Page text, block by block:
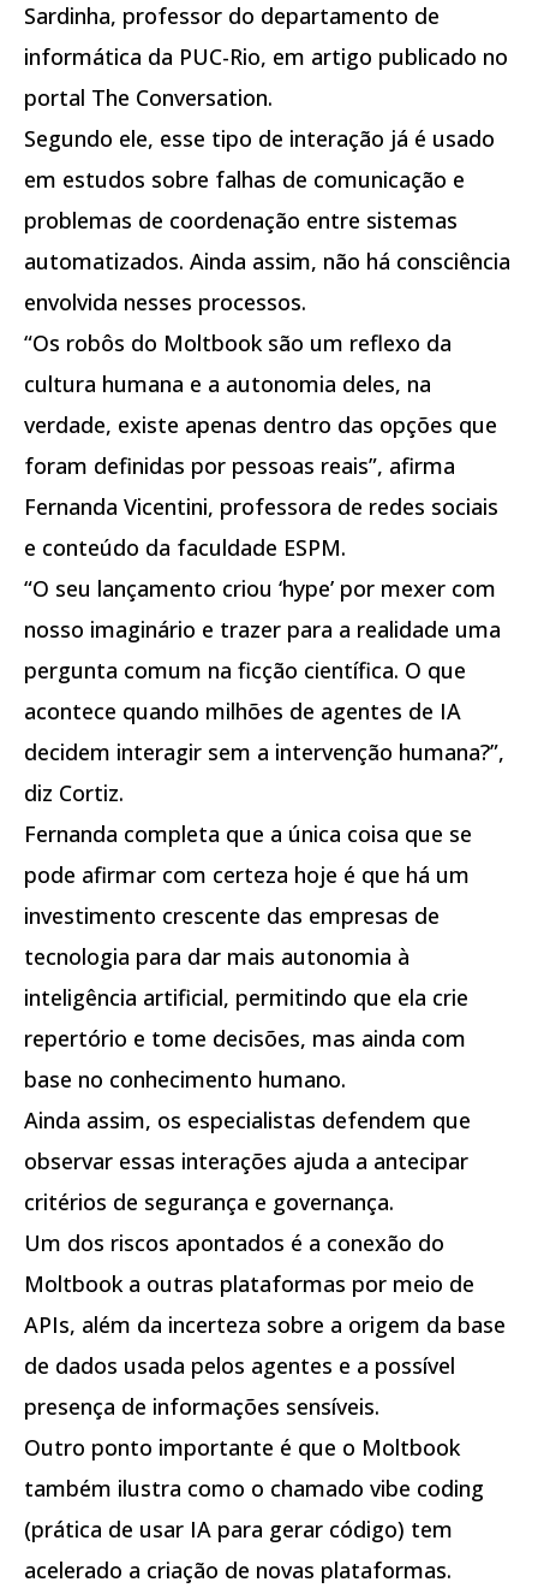
Sardinha, professor do departamento de
informática da PUC-Rio, em artigo publicado no
portal The Conversation.
Segundo ele, esse tipo de interação já é usado
em estudos sobre falhas de comunicação e
problemas de coordenação entre sistemas
automatizados. Ainda assim, não há consciência
envolvida nesses processos.
“Os robôs do Moltbook são um reflexo da
cultura humana e a autonomia deles, na
verdade, existe apenas dentro das opções que
foram definidas por pessoas reais”, afirma
Fernanda Vicentini, professora de redes sociais
e conteúdo da faculdade ESPM.
“O seu lançamento criou ‘hype’ por mexer com
nosso imaginário e trazer para a realidade uma
pergunta comum na ficção científica. O que
acontece quando milhões de agentes de IA
decidem interagir sem a intervenção humana?”,
diz Cortiz.
Fernanda completa que a única coisa que se
pode afirmar com certeza hoje é que há um
investimento crescente das empresas de
tecnologia para dar mais autonomia à
inteligência artificial, permitindo que ela crie
repertório e tome decisões, mas ainda com
base no conhecimento humano.
Ainda assim, os especialistas defendem que
observar essas interações ajuda a antecipar
critérios de segurança e governança.
Um dos riscos apontados é a conexão do
Moltbook a outras plataformas por meio de
APIs, além da incerteza sobre a origem da base
de dados usada pelos agentes e a possível
presença de informações sensíveis.
Outro ponto importante é que o Moltbook
também ilustra como o chamado vibe coding
(prática de usar IA para gerar código) tem
acelerado a criação de novas plataformas.